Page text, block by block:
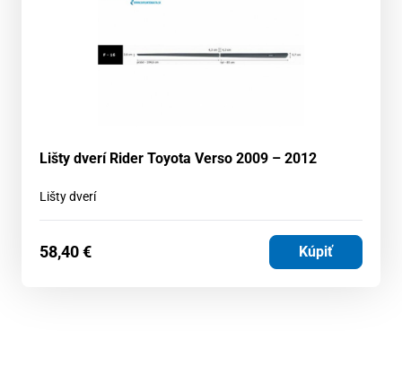
Lišty dverí Rider Toyota Verso 2009 – 2012
Lišty dverí
58,40€ Kúpiť